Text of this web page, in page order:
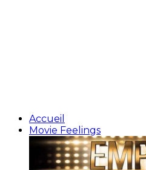
Accueil
Movie Feelings